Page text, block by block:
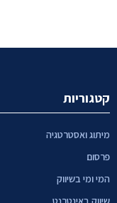
קטגוריות
מיתוג ואסטרטגיה
פרסום
המי ומי בשיווק